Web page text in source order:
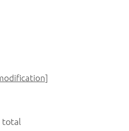
total